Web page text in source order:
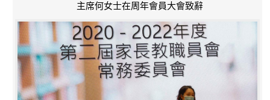
主席何女士在周年會員大會致辭